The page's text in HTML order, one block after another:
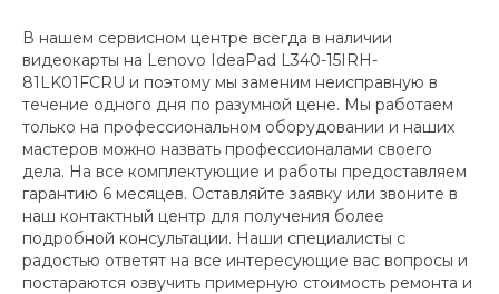
В нашем сервисном центре всегда в наличии
видеокарты на Lenovo IdeaPad L340-15IRH-
81LK01FCRU и поэтому мы заменим неисправную в
течение одного дня по разумной цене. Мы работаем
только на профессиональном оборудовании и наших
мастеров можно назвать профессионалами своего
дела. На все комплектующие и работы предоставляем
гарантию 6 месяцев. Оставляйте заявку или звоните в
наш контактный центр для получения более
подробной консультации. Наши специалисты с
радостью ответят на все интересующие вас вопросы и
постараются озвучить примерную стоимость ремонта и